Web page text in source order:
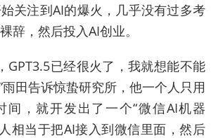
关注到AI的爆火，几乎没有过多考
辞，然后投入AI创业。
GPT3.5已经很火了，我就想能不能
雨田告诉惊蛰研究所，他一个人只用
间，就开发出了一个“微信AI机器
相当于把AI接入到微信里面，然后